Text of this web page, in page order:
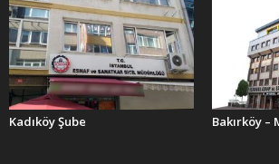
Kadıköy Şube Bakırköy –